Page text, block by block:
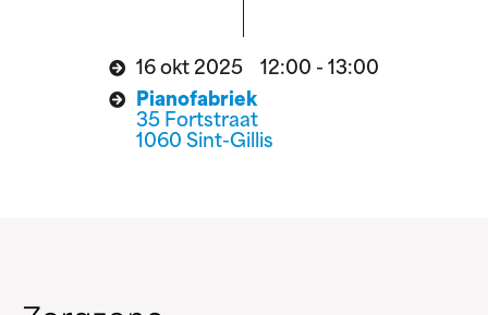
16 okt 2025 12:00 - 13:00
Pianofabriek
35 Fortstraat
1060 Sint-Gillis